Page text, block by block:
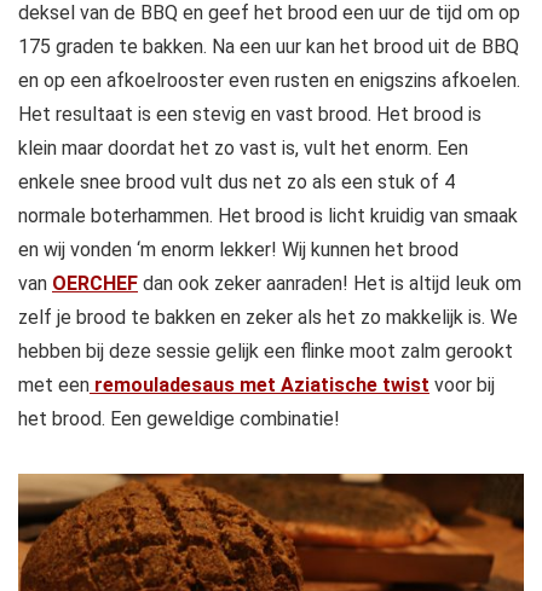
deksel van de BBQ en geef het brood een uur de tijd om op
175 graden te bakken. Na een uur kan het brood uit de BBQ
en op een afkoelrooster even rusten en enigszins afkoelen.
Het resultaat is een stevig en vast brood. Het brood is
klein maar doordat het zo vast is, vult het enorm. Een
enkele snee brood vult dus net zo als een stuk of 4
normale boterhammen. Het brood is licht kruidig van smaak
en wij vonden ‘m enorm lekker! Wij kunnen het brood
van OERCHEF dan ook zeker aanraden! Het is altijd leuk om
zelf je brood te bakken en zeker als het zo makkelijk is. We
hebben bij deze sessie gelijk een flinke moot zalm gerookt
met een remouladesaus met Aziatische twist voor bij
het brood. Een geweldige combinatie!